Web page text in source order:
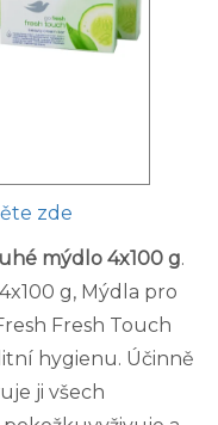
zde
mýdlo 4x100 g.
g, Mýdla pro
Fresh Touch
hygienu. Účinně
ji všech